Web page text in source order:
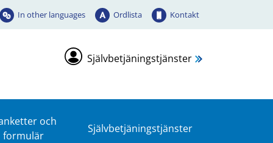
In other languages Ordlista Kontakt
Självbetjäningstjänster
och
formulär
Självbetjäningstjänster